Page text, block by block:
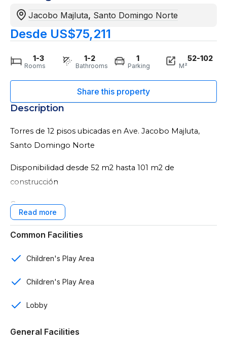
Jacobo Majluta, Santo Domingo Norte
Desde US$75,211
1-3
Rooms
1-2
Bathrooms
1
Parking
52-102
M²
Description
Torres de 12 pisos ubicadas en Ave. Jacobo Majluta,
Santo Domingo Norte
Disponibilidad desde 52 m2 hasta 101 m2 de
construcción
Características:
6 torres desarrolladas en múltiples fases
Common Facilities
Children's Play Area
Children's Play Area
Lobby
General Facilities